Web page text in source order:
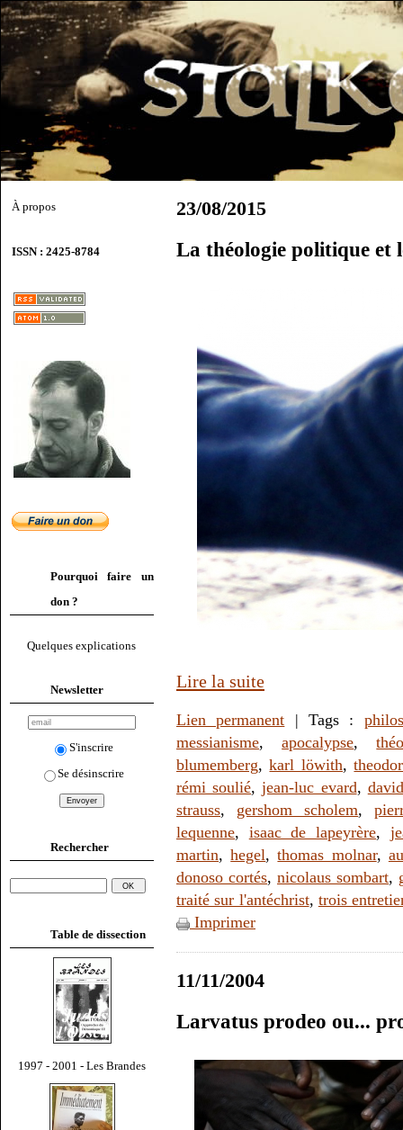
À propos
ISSN : 2425-8784
Pourquoi faire un
don ?
Quelques explications
Newsletter
S'inscrire
Se désinscrire
Rechercher
Table de dissection
1997 - 2001 - Les Brandes
23/08/2015
La théologie politique et
Lire la suite
Lien permanent | Tags :
messianisme,apocalypse,
blumemberg,karl löwith,
rémi soulié,jean-luc evard,
strauss, gershom scholem,
lequenne, isaac de lapeyrère,
martin,hegel,thomas molnar,
donoso cortés, nicolaus sombart,
traité sur l'antéchrist, trois
Imprimer
11/11/2004
Larvatus prodeo ou...